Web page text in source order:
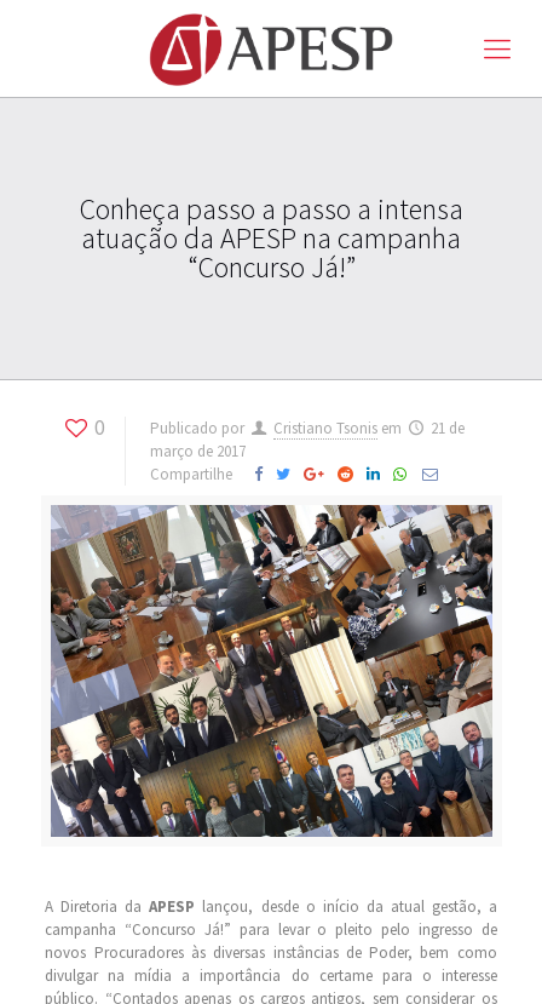
Conheça passo a passo a intensa
atuação da APESP na campanha
“Concurso Já!”
0 Publicado por Cristiano Tsonis em
21 de
março de 2017
Compartilhe
A Diretoria daAPESP lançou, desde o início da atual gestão, a
campanha “Concurso Já!” para levar o pleito pelo ingresso de
novos Procuradores às diversas instâncias de Poder, bem como
divulgar na mídia a importância do certame para o interesse
público. “Contados apenas os cargos antigos, sem considerar os